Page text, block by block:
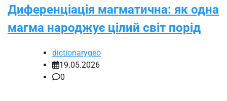
Диференціація магматична: як одна
магма народжує цілий світ порід
dictionarygeo
19.05.2026
0